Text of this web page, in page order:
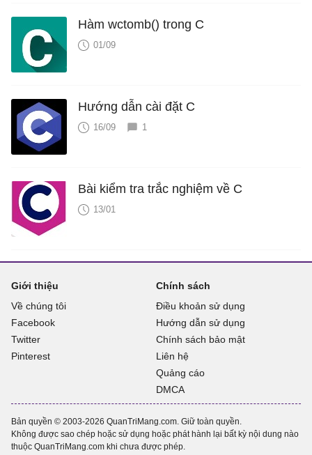
Hàm wctomb() trong C
01/09
Hướng dẫn cài đặt C
16/09 1
Bài kiểm tra trắc nghiệm về C
13/01
Giới thiệu
Về chúng tôi
Facebook
Twitter
Pinterest
Chính sách
Điều khoản sử dụng
Hướng dẫn sử dụng
Chính sách bảo mật
Liên hệ
Quảng cáo
DMCA
Bản quyền © 2003-2026 QuanTriMang.com. Giữ toàn quyền.
Không được sao chép hoặc sử dụng hoặc phát hành lại bất kỳ nội dung nào
thuộc QuanTriMang.com khi chưa được phép.